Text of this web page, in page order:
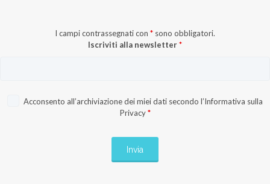
I campi contrassegnati con * sono obbligatori.
Iscriviti alla newsletter*
Acconsento all’archiviazione dei miei dati secondo l’Informativa sulla
Privacy *